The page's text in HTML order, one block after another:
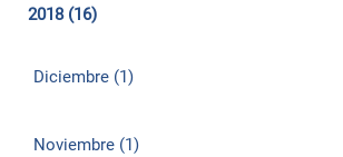
2018 (16)
Diciembre (1)
Noviembre (1)